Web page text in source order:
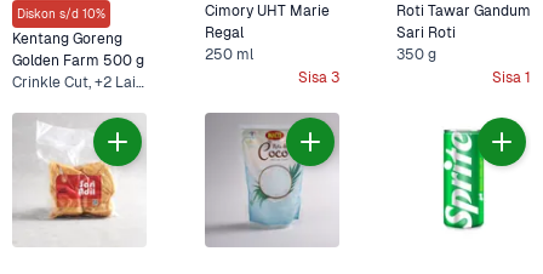
Diskon s/d 10%
Kentang Goreng
Golden Farm 500 g
Crinkle Cut, +2 Lainnya
Cimory UHT Marie
Regal
250 ml
Sisa 3
Roti Tawar Gandum
Sari Roti
350 g
Sisa 1